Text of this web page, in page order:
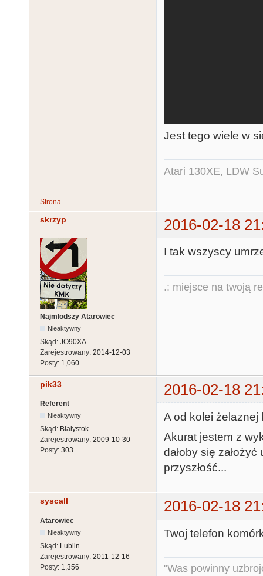
Jest tego wiele w
Atari 130XE, LDW
Strona
skrzyp 2016-02-18
Najmłodszy Atarowiec
Nieaktywny
Skąd: JO90XA
Zarejestrowany: 2014-12-03
Posty: 1,060
I tak wszyscy
.: miejsce na twoją
pik33 2016-02-18
Referent
Nieaktywny
Skąd: Białystok
Zarejestrowany: 2009-10-30
Posty: 303
A od kolei żelaznej
Akurat jestem z
dałoby się
przyszłość...
syscall 2016-02-18
Atarowiec
Nieaktywny
Skąd: Lublin
Zarejestrowany: 2011-12-16
Posty: 1,356
Twoj telefon
"Was powinny